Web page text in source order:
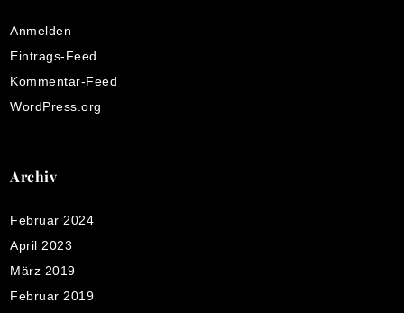
Anmelden
Eintrags-Feed
Kommentar-Feed
WordPress.org
Archiv
Februar 2024
April 2023
März 2019
Februar 2019